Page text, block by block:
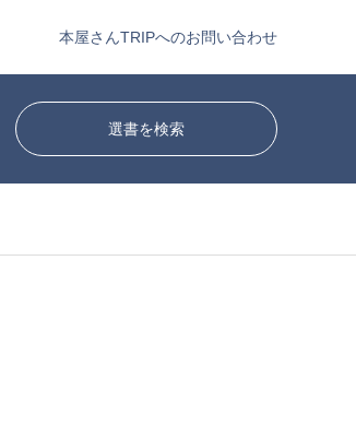
本屋さんTRIPへのお問い合わせ